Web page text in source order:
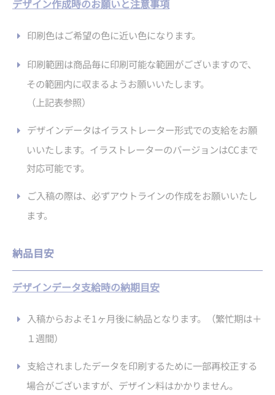
デザイン作成時のお願いと注意事項
印刷色はご希望の色に近い色になります。
印刷範囲は商品毎に印刷可能な範囲がございますので、
その範囲内に収まるようお願いいたします。
（上記表参照）
デザインデータはイラストレーター形式での支給をお願
いいたします。イラストレーターのバージョンはCCまで
対応可能です。
ご入稿の際は、必ずアウトラインの作成をお願いいたし
ます。
納品目安
デザインデータ支給時の納期目安
入稿からおよそ1ヶ月後に納品となります。（繁忙期は＋
１週間）
支給されましたデータを印刷するために一部再校正する
場合がございますが、デザイン料はかかりません。